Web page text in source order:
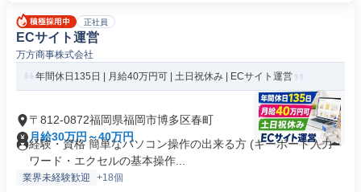
正社員
ECサイト運営
万方商事株式会社
年間休日135日 | 月給40万円可 | 土日祝休み | ECサイト運営
〒812-0872福岡県福岡市博多区春町
月給30万円～40万円
経験・資格 簡単なパソコン操作の出来る方 (キーボード入力・
ワード・エクセルの基本操作...
業界未経験歓迎 +18個